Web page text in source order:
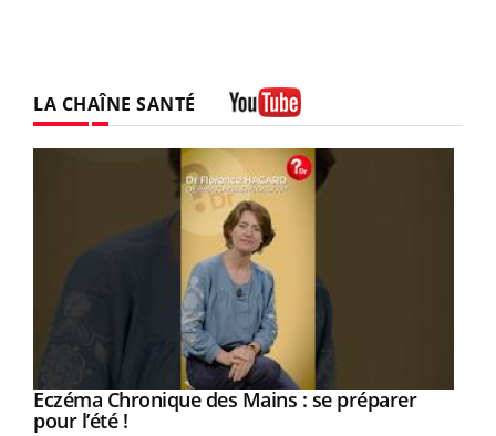
LA CHAÎNE SANTÉ
Youtube
Eczéma Chronique des Mains : se préparer
pour l’été !Youtube